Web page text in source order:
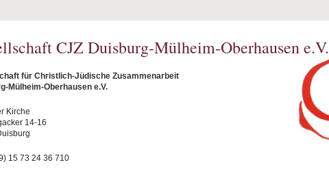
CJZ Duisburg-Mülheim-Oberhausen e.V.
für Christlich-Jüdische Zusammenarbeit
Mülheim-Oberhausen e.V.
Kirche
14-16
15 73 24 36 710